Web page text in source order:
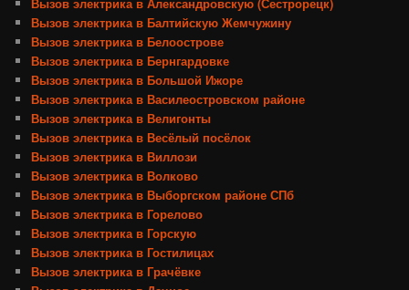
Вызов электрика в Балтийскую Жемчужину
Вызов электрика в Белоострове
Вызов электрика в Бернгардовке
Вызов электрика в Большой Ижоре
Вызов электрика в Василеостровском районе
Вызов электрика в Велигонты
Вызов электрика в Весёлый посёлок
Вызов электрика в Виллози
Вызов электрика в Волково
Вызов электрика в Выборгском районе СПб
Вызов электрика в Горелово
Вызов электрика в Горскую
Вызов электрика в Гостилицах
Вызов электрика в Грачёвке